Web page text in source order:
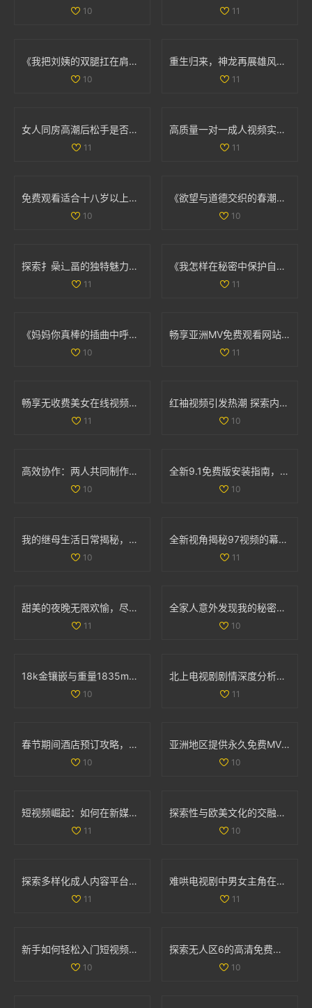
10 11
《我把刘姨的双腿扛在肩上这个情节出现在哪一集中》
10
重生归来，神龙再展雄风的传奇冒险之旅
11
女人同房高潮后松手是否可以恢复 原因与建议详解
11
高质量一对一成人视频实时互动体验，尽享私人定制乐趣
11
免费观看适合十八岁以上观众的电视剧在线播放平台推荐
10
《欲望与道德交织的春潮：探寻人性深处的挣扎与抉择》
10
探索扌喿辶畐的独特魅力与历史背景，揭示其丰富的文化价值
11
《我怎样在秘密中保护自己的婚姻不被丈夫发现》
11
《妈妈你真棒的插曲中呼唤救赎的故事在线阅读》
10
畅享亚洲MV免费观看网站，让你的视觉盛宴随时上线
11
畅享无收费美女在线视频聊天平台，随时随地与心仪对象互动
11
红袖视频引发热潮 探索内容创作的新趋势与未来发展
10
高效协作：两人共同制作PPT的最佳软件推荐与使用方法
10
全新9.1免费版安装指南，轻松掌握每个步骤与技巧
10
我的继母生活日常揭秘，带你走进小后妈的精彩世界
10
全新视角揭秘97视频的幕后故事与影响力解析
11
甜美的夜晚无限欢愉，尽享每一天的幸福时光
11
全家人意外发现我的秘密心声，家庭关系因此引发的趣味故事
10
18k金镶嵌与重量1835mb的珠宝首饰新探讨
10
北上电视剧剧情深度分析，揭示角色命运与情感纠葛的多重层次
11
春节期间酒店预订攻略，为您的旅行提供最佳住宿选择与建议
10
亚洲地区提供永久免费MV观看的网站推荐和入口分享
10
短视频崛起：如何在新媒体时代吸引更多观众和流量
11
探索性与欧美文化的交融视频，带你领略不同风情的魅力之旅
10
探索多样化成人内容平台的最新动态与趋势分析
11
难哄电视剧中男女主角在第几集终于走到了一起的精彩时刻
11
新手如何轻松入门短视频制作的实用指南和步骤分享
10
探索无人区6的高清免费追剧软件，畅享无广告观看体验
10